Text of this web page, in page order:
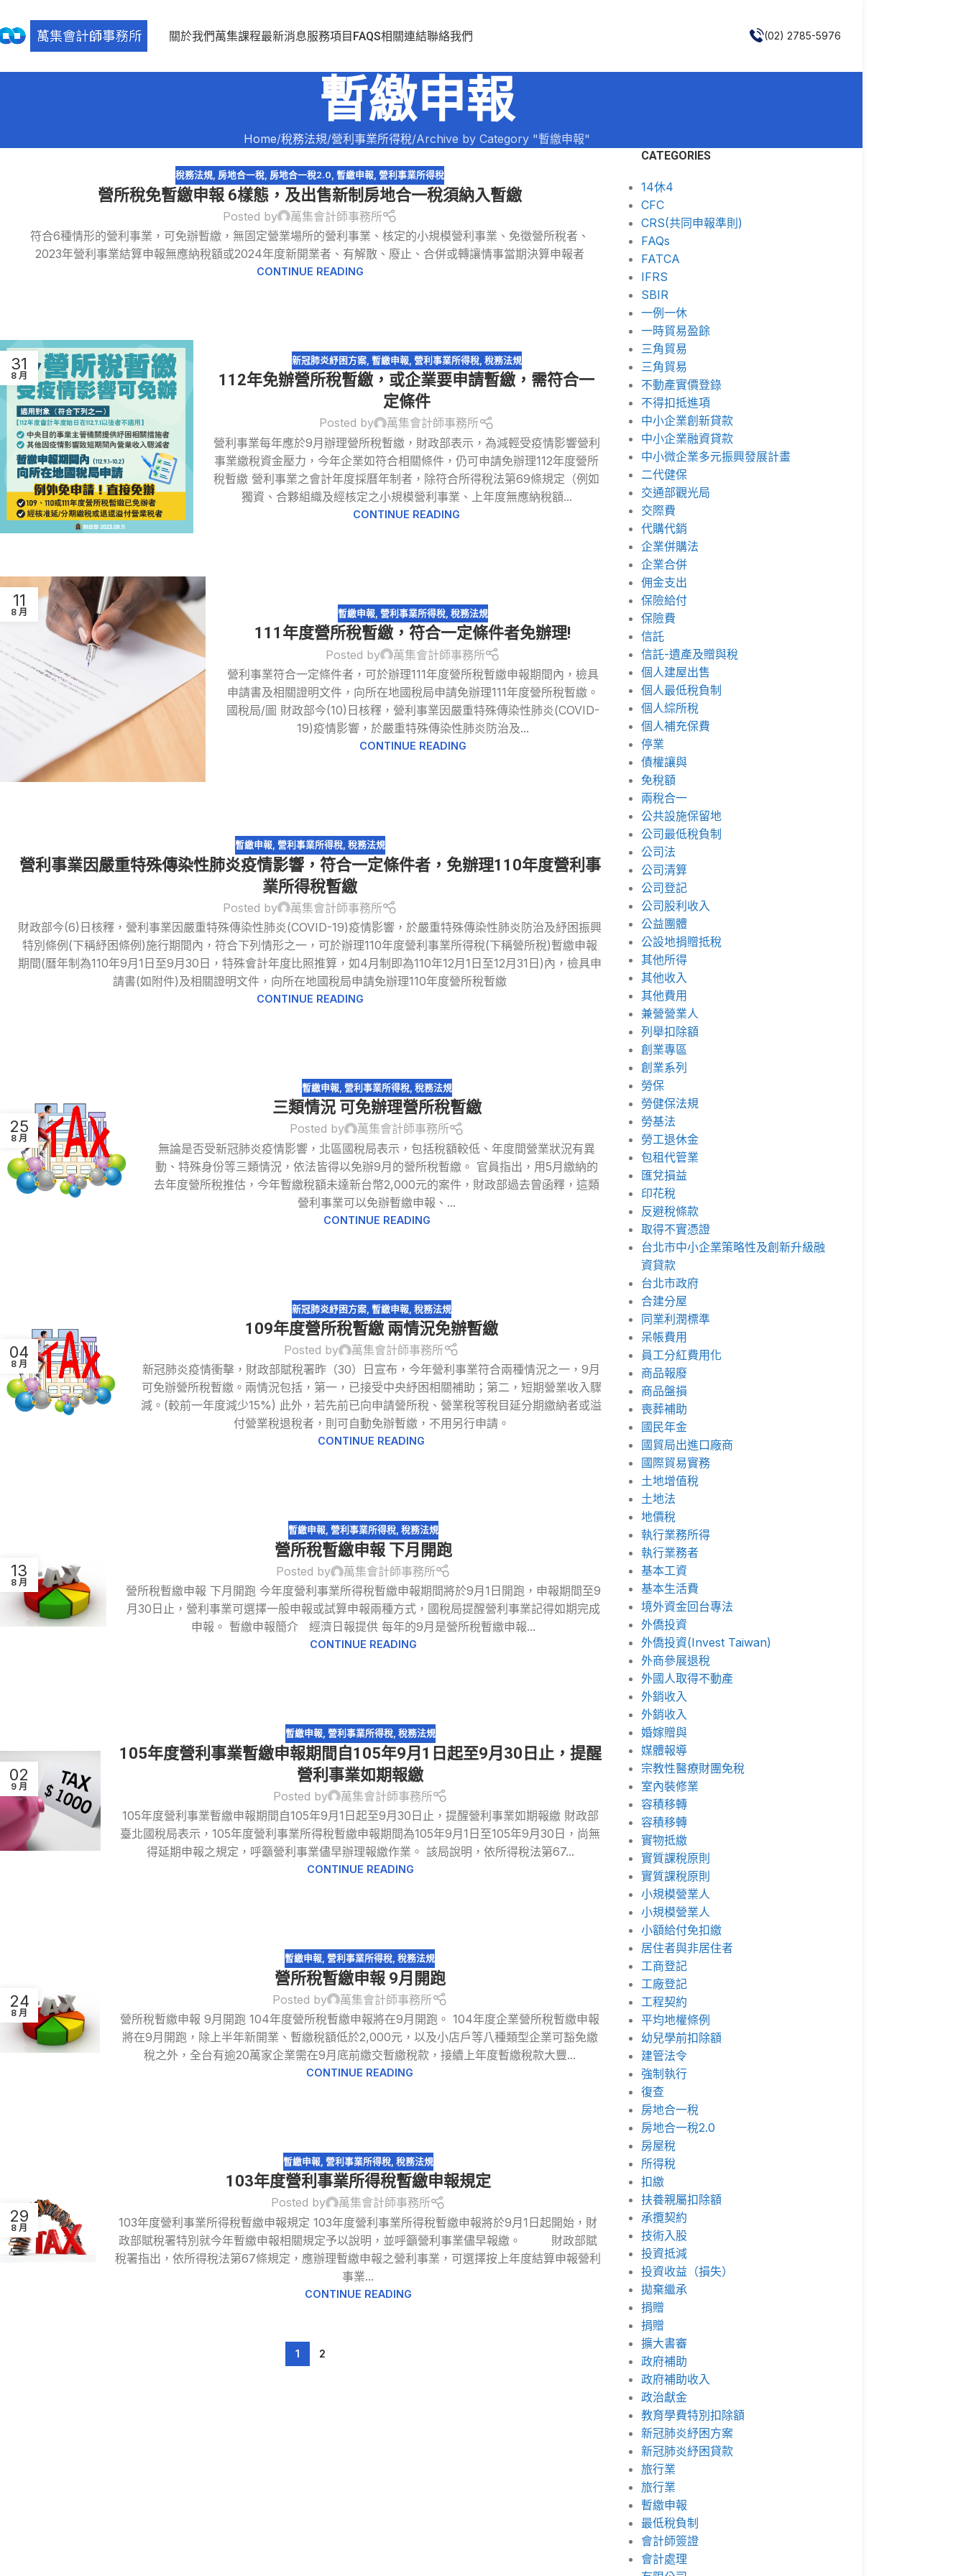
關於我們萬集課程最新消息服務項目 FAQS相關連結聯絡我們 (02) 2785-5976
暫繳申報
Home 稅務法規 營利事業所得稅 Archive by Category "暫繳申報"
稅務法規, 房地合一稅, 房地合一稅2.0,暫繳申報,營利事業所得稅
營所稅免暫繳申報 6樣態，及出售新制房地合一稅須納入暫繳
Posted by
萬集會計師事務所
符合6種情形的營利事業，可免辦暫繳，無固定營業場所的營利事業、核定的小規模營利事業、免徵營所稅者、
2023年營利事業結算申報無應納稅額或2024年度新開業者、有解散、廢止、合併或轉讓情事當期決算申報者
CONTINUE READING
31
8 月
新冠肺炎紓困方案, 暫繳申報, 營利事業所得稅, 稅務法規
112年免辦營所稅暫繳，或企業要申請暫繳，需符合一
定條件
Posted by
萬集會計師事務所
營利事業每年應於9月辦理營所稅暫繳，財政部表示，為減輕受疫情影響營利
事業繳稅資金壓力，今年企業如符合相關條件，仍可申請免辦理112年度營所
稅暫繳 營利事業之會計年度採曆年制者，除符合所得稅法第69條規定（例如
獨資、合夥組織及經核定之小規模營利事業、上年度無應納稅額...
CONTINUE READING
11
8 月 暫繳申報, 營利事業所得稅, 稅務法規
111年度營所稅暫繳，符合一定條件者免辦理!
Posted by
萬集會計師事務所
營利事業符合一定條件者，可於辦理111年度營所稅暫繳申報期間內，檢具
申請書及相關證明文件，向所在地國稅局申請免辦理111年度營所稅暫繳。
國稅局/圖 財政部今(10)日核釋，營利事業因嚴重特殊傳染性肺炎(COVID-
19)疫情影響，於嚴重特殊傳染性肺炎防治及...
CONTINUE READING
暫繳申報, 營利事業所得稅, 稅務法規
營利事業因嚴重特殊傳染性肺炎疫情影響，符合一定條件者，免辦理110年度營利事
業所得稅暫繳
Posted by
萬集會計師事務所
財政部今(6)日核釋，營利事業因嚴重特殊傳染性肺炎(COVID-19)疫情影響，於嚴重特殊傳染性肺炎防治及紓困振興
特別條例(下稱紓困條例)施行期間內，符合下列情形之一，可於辦理110年度營利事業所得稅(下稱營所稅)暫繳申報
期間(曆年制為110年9月1日至9月30日，特殊會計年度比照推算，如4月制即為110年12月1日至12月31日)內，檢具申
請書(如附件)及相關證明文件，向所在地國稅局申請免辦理110年度營所稅暫繳
CONTINUE READING
25
8 月
暫繳申報, 營利事業所得稅, 稅務法規
三類情況 可免辦理營所稅暫繳
Posted by
萬集會計師事務所
無論是否受新冠肺炎疫情影響，北區國稅局表示，包括稅額較低、年度間營業狀況有異
動、特殊身份等三類情況，依法皆得以免辦9月的營所稅暫繳。 官員指出，用5月繳納的
去年度營所稅推估，今年暫繳稅額未達新台幣2,000元的案件，財政部過去曾函釋，這類
營利事業可以免辦暫繳申報、...
CONTINUE READING
04
8 月
新冠肺炎紓困方案, 暫繳申報, 稅務法規
109年度營所稅暫繳 兩情況免辦暫繳
Posted by
萬集會計師事務所
新冠肺炎疫情衝擊，財政部賦稅署昨（30）日宣布，今年營利事業符合兩種情況之一，9月
可免辦營所稅暫繳。兩情況包括，第一，已接受中央紓困相關補助；第二，短期營業收入驟
減。(較前一年度減少15%) 此外，若先前已向申請營所稅、營業稅等稅目延分期繳納者或溢
付營業稅退稅者，則可自動免辦暫繳，不用另行申請。
CONTINUE READING
13
8 月
暫繳申報, 營利事業所得稅, 稅務法規
營所稅暫繳申報 下月開跑
Posted by
萬集會計師事務所
營所稅暫繳申報 下月開跑 今年度營利事業所得稅暫繳申報期間將於9月1日開跑，申報期間至9
月30日止，營利事業可選擇一般申報或試算申報兩種方式，國稅局提醒營利事業記得如期完成
申報。 暫繳申報簡介 經濟日報提供 每年的9月是營所稅暫繳申報...
CONTINUE READING
02
9 月
暫繳申報, 營利事業所得稅, 稅務法規
105年度營利事業暫繳申報期間自105年9月1日起至9月30日止，提醒
營利事業如期報繳
Posted by
萬集會計師事務所
105年度營利事業暫繳申報期間自105年9月1日起至9月30日止，提醒營利事業如期報繳 財政部
臺北國稅局表示，105年度營利事業所得稅暫繳申報期間為105年9月1日至105年9月30日，尚無
得延期申報之規定，呼籲營利事業儘早辦理報繳作業。 該局說明，依所得稅法第67...
CONTINUE READING
24
8 月
暫繳申報 ,營利事業所得稅 ,稅務法規
營所稅暫繳申報 9月開跑
Posted by
萬集會計師事務所
營所稅暫繳申報 9月開跑 104年度營所稅暫繳申報將在9月開跑。 104年度企業營所稅暫繳申報
將在9月開跑，除上半年新開業、暫繳稅額低於2,000元，以及小店戶等八種類型企業可豁免繳
稅之外，全台有逾20萬家企業需在9月底前繳交暫繳稅款，接續上年度暫繳稅款大豐...
CONTINUE READING
29
8 月
暫繳申報, 營利事業所得稅, 稅務法規
103年度營利事業所得稅暫繳申報規定
Posted by
萬集會計師事務所
103年度營利事業所得稅暫繳申報規定 103年度營利事業所得稅暫繳申報將於9月1日起開始，財
政部賦稅署特別就今年暫繳申報相關規定予以說明，並呼籲營利事業儘早報繳。 財政部賦
稅署指出，依所得稅法第67條規定，應辦理暫繳申報之營利事業，可選擇按上年度結算申報營利
事業...
CONTINUE READING
1 2
CATEGORIES
14休4
CFC
CRS(共同申報準則)
FAQs
FATCA
IFRS
SBIR
一例一休
一時貿易盈餘
三角貿易
三角貿易
不動產實價登錄
不得扣抵進項
中小企業創新貸款
中小企業融資貸款
中小微企業多元振興發展計畫
二代健保
交通部觀光局
交際費
代購代銷
企業併購法
企業合併
佣金支出
保險給付
保險費
信託
信託-遺產及贈與稅
個人建屋出售
個人最低稅負制
個人綜所稅
個人補充保費
停業
債權讓與
免稅額
兩稅合一
公共設施保留地
公司最低稅負制
公司法
公司清算
公司登記
公司股利收入
公益團體
公設地捐贈抵稅
其他所得
其他收入
其他費用
兼營營業人
列舉扣除額
創業專區
創業系列
勞保
勞健保法規
勞基法
勞工退休金
包租代管業
匯兌損益
印花稅
反避稅條款
取得不實憑證
台北市中小企業策略性及創新升級融
資貸款
台北市政府
合建分屋
同業利潤標準
呆帳費用
員工分紅費用化
商品報廢
商品盤損
喪葬補助
國民年金
國貿局出進口廠商
國際貿易實務
土地增值稅
土地法
地價稅
執行業務所得
執行業務者
基本工資
基本生活費
境外資金回台專法
外僑投資
外僑投資(Invest Taiwan)
外商參展退稅
外國人取得不動產
外銷收入
外銷收入
婚嫁贈與
媒體報導
宗教性醫療財團免稅
室內裝修業
容積移轉
容積移轉
實物抵繳
實質課稅原則
實質課稅原則
小規模營業人
小規模營業人
小額給付免扣繳
居住者與非居住者
工商登記
工廠登記
工程契約
平均地權條例
幼兒學前扣除額
建管法令
強制執行
復查
房地合一稅
房地合一稅2.0
房屋稅
所得稅
扣繳
扶養親屬扣除額
承攬契約
技術入股
投資抵減
投資收益（損失）
拋棄繼承
捐贈
捐贈
擴大書審
政府補助
政府補助收入
政治獻金
教育學費特別扣除額
新冠肺炎紓困方案
新冠肺炎紓困貸款
旅行業
旅行業
暫繳申報
最低稅負制
會計師簽證
會計處理